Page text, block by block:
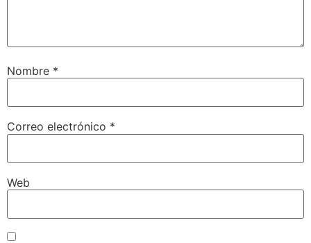
Nombre *
Correo electrónico *
Web